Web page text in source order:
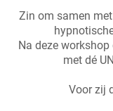
Zin om samen
Na deze
met dé
Voor zij